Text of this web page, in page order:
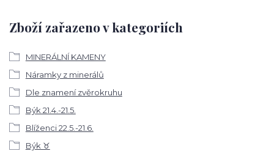
Zboží zařazeno v kategoriích
MINERÁLNÍ KAMENY
Náramky z minerálů
Dle znamení zvěrokruhu
Býk 21.4.-21.5.
Blíženci 22.5.-21.6.
Býk ♉